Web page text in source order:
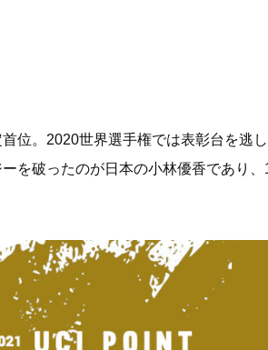
位。2020世界選手権では表彰台を逃
を破ったのが日本の小林優香であり